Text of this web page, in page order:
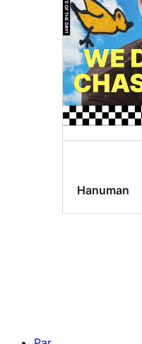
Hanuman